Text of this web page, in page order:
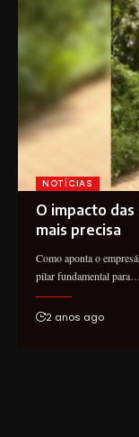
NOTÍCIAS
O impacto
mais precisa
Como aponta o
pilar fundamental para…
2 anos ago